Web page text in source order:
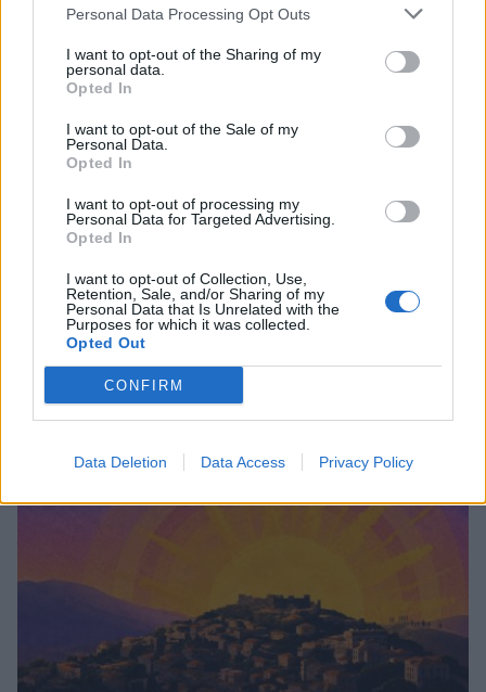
Personal Data Processing Opt Outs
I want to opt-out of the Sharing of my
personal data.
Opted In
I want to opt-out of the Sale of my
Personal Data.
Opted In
I want to opt-out of processing my
Personal Data for Targeted Advertising.
Opted In
I want to opt-out of Collection, Use,
Retention, Sale, and/or Sharing of my
Personal Data that Is Unrelated with the
Purposes for which it was collected.
Opted Out
CONFIRM
Data Deletion Data Access Privacy Policy
Αίσιο τέλος στην αναζήτηση σκάφους με δύο
επιβαίνοντες στα Κύθηρα
04/08/2026 12:46